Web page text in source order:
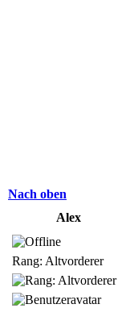
Nach oben
Alex
Rang: Altvorderer